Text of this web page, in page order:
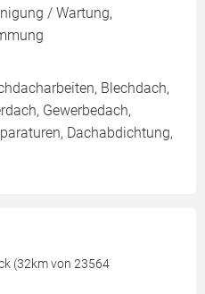
/ Wartung,
Blechdach,
Gewerbedach,
Dachabdichtung,
(32km von 23564